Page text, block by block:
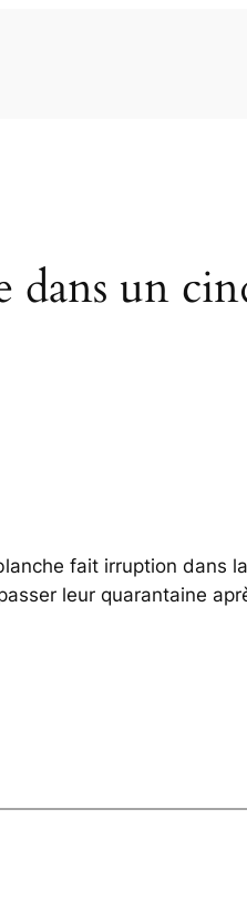
dans un
fait irruption dans
leur quarantaine